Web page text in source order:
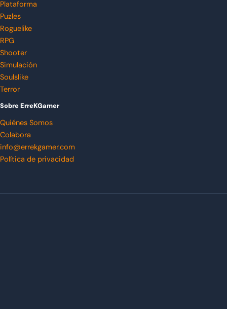
Plataforma
Puzles
Roguelike
RPG
Shooter
Simulación
Soulslike
Terror
Sobre ErreKGamer
Quiénes Somos
Colabora
info@errekgamer.com
Política de privacidad